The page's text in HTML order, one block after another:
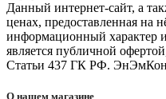
Данный интернет-сайт, а
ценах, предоставленная на
информационный характер
является публичной
Статьи 437 ГК РФ.
О нашем магазине